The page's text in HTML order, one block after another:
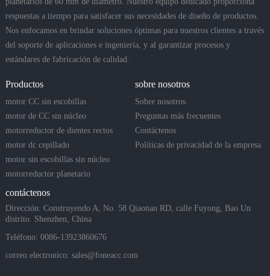
respuestas a tiempo para satisfacer sus necesidades de diseño de productos.
Nos enfocamos en brindar soluciones óptimas para nuestros clientes a través
del soporte de aplicaciones e ingeniería, y al garantizar procesos y
estándares de fabricación de calidad.
Productos
motor CC sin escobillas
motor de CC sin núcleo
motorreductor de dientes rectos
motor dc cepillado
motor sin escobillas sin núcleo
motorreductor planetario
sobre nosotros
Sobre nosotros
Preguntas más frecuentes
Contáctenos
Políticas de privacidad de la empresa
contáctenos
Dirección: Construyendo A, No. 58 Qiaonan RD, calle Fuyong, Bao Un
distrito. Shenzhen, China
Teléfono: 0086-13923860676
correo electronico: sales@foneacc.com